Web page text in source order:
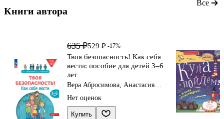
Книги автора
Все
635 ₽529 ₽ -17%
Твоя безопасность! Как себя
вести: пособие для детей 3–6
лет
Вера Абросимова, Анастасия
Нет оценок
Купить